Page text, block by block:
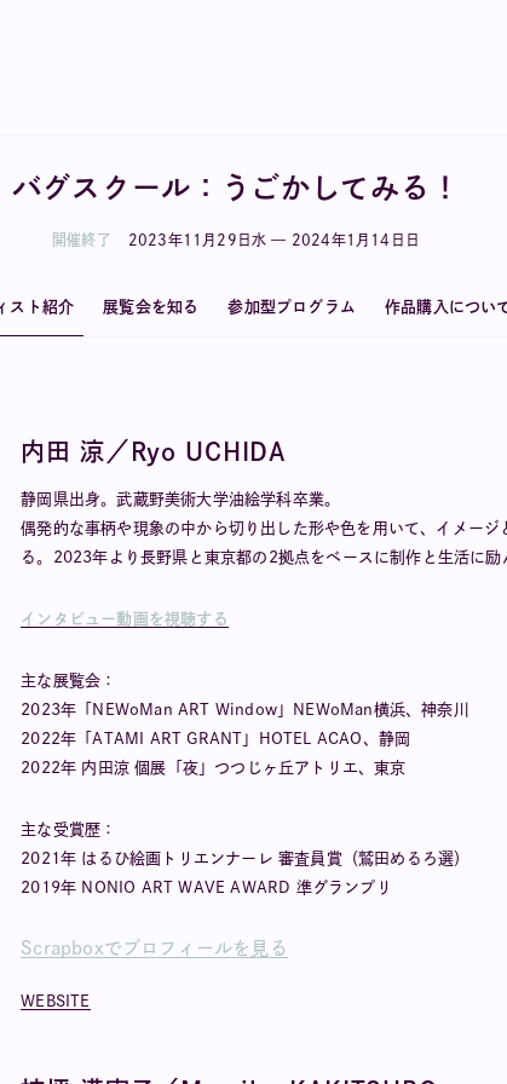
バグスクール：うごかしてみる！
開催終了 2023年11 月 29 日 水— 2024年1 月 14 日 日
スト紹介 展覧会を知る 参加型プログラム 作品購入につい
内田 涼／Ryo UCHIDA
静岡県出身。武蔵野美術大学油絵学科卒業。
偶発的な事柄や現象の中から切り出した形や色を用いて、イメー
る。2023年より長野県と東京都の2拠点をベースに制作と生活に励
インタビュー動画を視聴する
主な展覧会：
2023年「NEWoMan ART Window」NEWoMan横浜、神奈川
2022年「ATAMI ART GRANT」HOTEL ACAO、静岡
2022年 内田涼 個展「夜」つつじヶ丘アトリエ、東京
主な受賞歴：
2021年 はるひ絵画トリエンナーレ 審査員賞（鷲田めるろ選）
2019年 NONIO ART WAVE AWARD 準グランプリ
Scrapboxでプロフィールを見る
WEBSITE